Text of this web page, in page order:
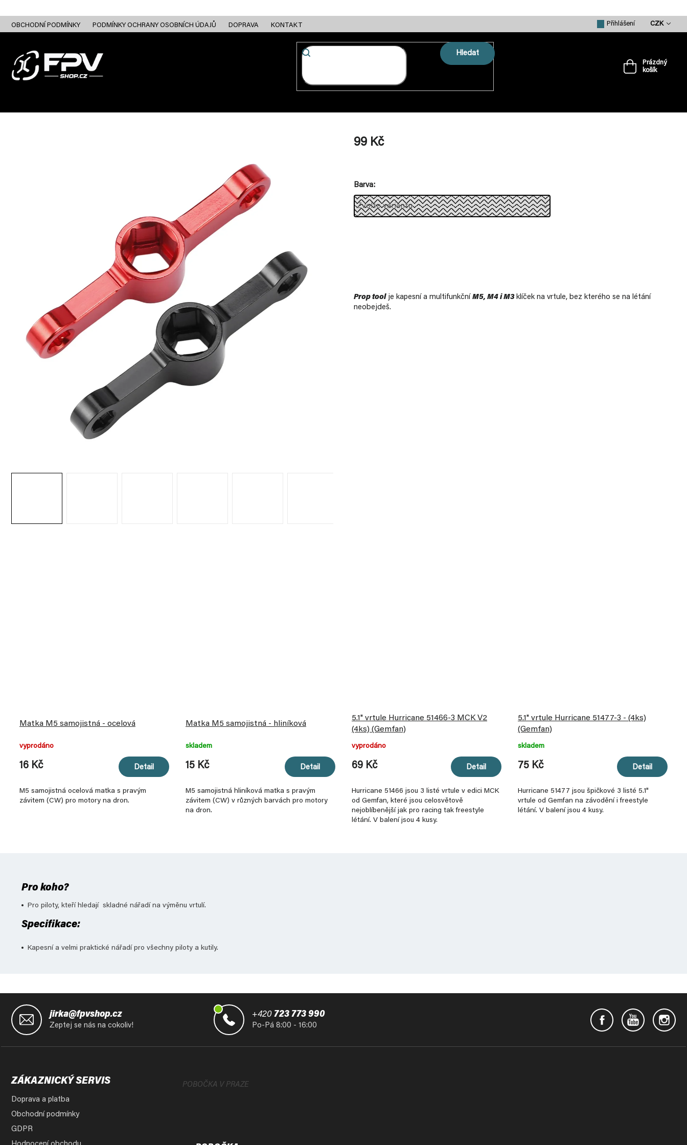
obsahOBCHODNÍ PODMÍNKY PODMÍNKY OCHRANY OSOBNÍCH ÚDAJŮ DOPRAVA KONTAKT CZK
Přihlášení
Hledat
Nákupní
Prázdný
košík
99 Kč
Barva
Prop toolje kapesní a multifunkční M5, M4 i M3klíček na vrtule, bez kterého se na létání
neobejdeš.
Matka M5 samojistná - ocelová
vyprodáno
16 Kč Detail
M5 samojistná ocelová matka s pravým
závitem (CW) pro motory na dron.
Matka M5 samojistná - hliníková
skladem
15 Kč Detail
M5 samojistná hliníková matka s pravým
závitem (CW) v různých barvách pro motory
na dron.
5.1" vrtule Hurricane 51466-3 MCK V2
(4ks) (Gemfan)
vyprodáno
69 Kč Detail
Hurricane 51466 jsou 3 listé vrtule v edici MCK
od Gemfan, které jsou celosvětově
nejoblíbenější jak pro racing tak freestyle
létání. V balení jsou 4 kusy.
5.1" vrtule Hurricane 51477-3 - (4ks)
(Gemfan)
skladem
75 Kč Detail
Hurricane 51477 jsou špičkové 3 listé 5.1"
vrtule od Gemfan na závodění i freestyle
létání. V balení jsou 4 kusy.
Pro koho?
Pro piloty, kteří hledají skladné nářadí na výměnu vrtulí.
Specifikace:
Kapesní a velmi praktické nářadí pro všechny piloty a kutily.
t
jirka@fpvshop.cz
Zeptej se nás na cokoliv!
+420 723 773 990
Po-Pá 8:00 - 16:00
ZÁKAZNICKÝ SERVIS
Doprava a platba
Obchodní podmínky
GDPR
POBOČKA V PRAZE